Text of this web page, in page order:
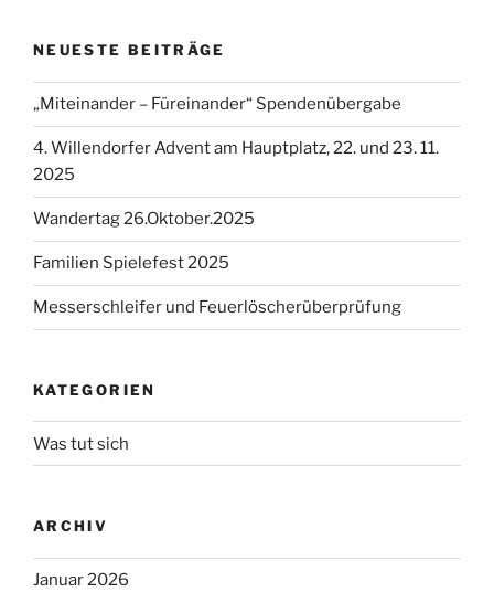
NEUESTE BEITRÄGE
„Miteinander – Füreinander“ Spendenübergabe
4. Willendorfer Advent am Hauptplatz, 22. und 23. 11.
2025
Wandertag 26.Oktober.2025
Familien Spielefest 2025
Messerschleifer und Feuerlöscherüberprüfung
KATEGORIEN
Was tut sich
ARCHIV
Januar 2026